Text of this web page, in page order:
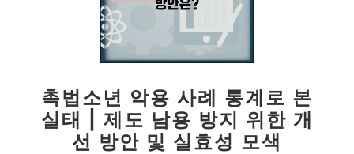
촉법소년 악용 사례 통계로 본
실태 | 제도 남용 방지 위한 개
선 방안 및 실효성 모색